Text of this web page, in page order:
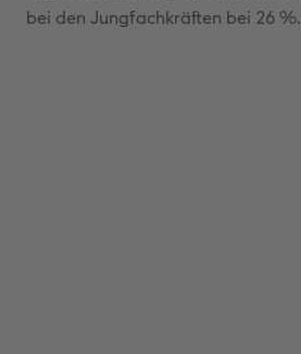
bei den Jungfachkräften bei 26 %.